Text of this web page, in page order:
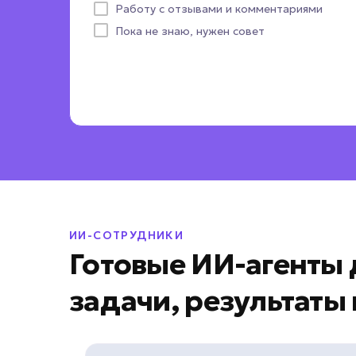
Работу с отзывами и комментариями
Пока не знаю, нужен совет
ИИ-СОТРУДНИКИ
Готовые ИИ-
задачи,